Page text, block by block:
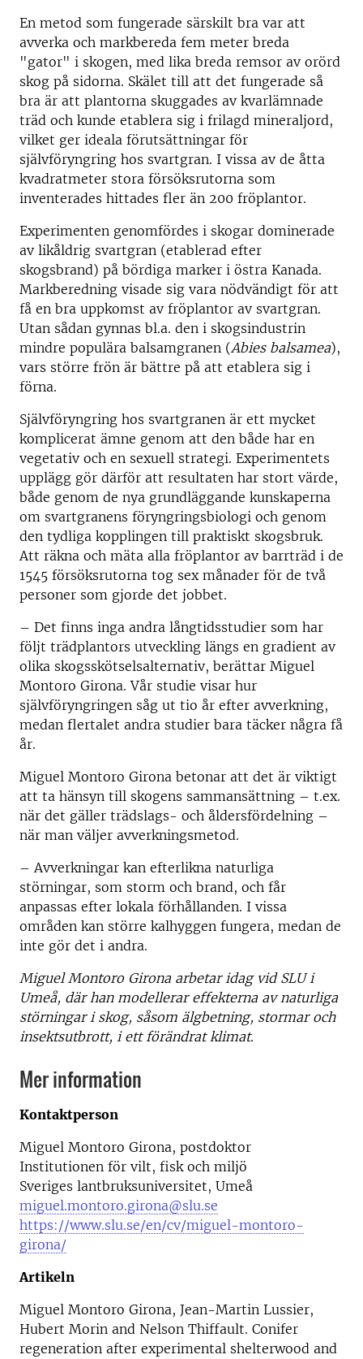
En metod som fungerade särskilt bra var att
avverka och markbereda fem meter breda
"gator" i skogen, med lika breda remsor av orörd
skog på sidorna. Skälet till att det fungerade så
bra är att plantorna skuggades av kvarlämnade
träd och kunde etablera sig i frilagd mineraljord,
vilket ger ideala förutsättningar för
självföryngring hos svartgran. I vissa av de åtta
kvadratmeter stora försöksrutorna som
inventerades hittades fler än 200 fröplantor.
Experimenten genomfördes i skogar dominerade
av likåldrig svartgran (etablerad efter
skogsbrand) på bördiga marker i östra Kanada.
Markberedning visade sig vara nödvändigt för att
få en bra uppkomst av fröplantor av svartgran.
Utan sådan gynnas bl.a. den i skogsindustrin
mindre populära balsamgranen (Abies balsamea),
vars större frön är bättre på att etablera sig i
förna.
Självföryngring hos svartgranen är ett mycket
komplicerat ämne genom att den både har en
vegetativ och en sexuell strategi. Experimentets
upplägg gör därför att resultaten har stort värde,
både genom de nya grundläggande kunskaperna
om svartgranens föryngringsbiologi och genom
den tydliga kopplingen till praktiskt skogsbruk.
Att räkna och mäta alla fröplantor av barrträd i de
1545 försöksrutorna tog sex månader för de två
personer som gjorde det jobbet.
– Det finns inga andra långtidsstudier som har
följt trädplantors utveckling längs en gradient av
olika skogsskötselsalternativ, berättar Miguel
Montoro Girona. Vår studie visar hur
självföryngringen såg ut tio år efter avverkning,
medan flertalet andra studier bara täcker några få
år.
Miguel Montoro Girona betonar att det är viktigt
att ta hänsyn till skogens sammansättning – t.ex.
när det gäller trädslags- och åldersfördelning –
när man väljer avverkningsmetod.
– Avverkningar kan efterlikna naturliga
störningar, som storm och brand, och får
anpassas efter lokala förhållanden. I vissa
områden kan större kalhyggen fungera, medan de
inte gör det i andra.
Miguel Montoro Girona arbetar idag vid SLU i
Umeå, där han modellerar effekterna av naturliga
störningar i skog, såsom älgbetning, stormar och
insektsutbrott, i ett förändrat klimat.
Mer information
Kontaktperson
Miguel Montoro Girona, postdoktor
Institutionen för vilt, fisk och miljö
Sveriges lantbruksuniversitet, Umeå
miguel.montoro.girona@slu.se
https://www.slu.se/en/cv/miguel-montoro-
girona/
Artikeln
Miguel Montoro Girona, Jean-Martin Lussier,
Hubert Morin and Nelson Thiffault. Conifer
regeneration after experimental shelterwood and